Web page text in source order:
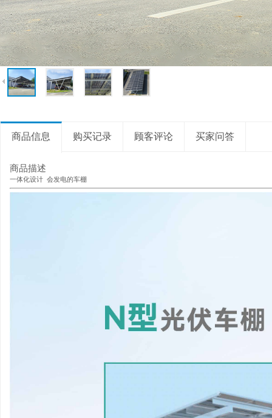
商品信息 购买记录 顾客评论 买家问答
商品描述
一体化设计 会发电的车棚